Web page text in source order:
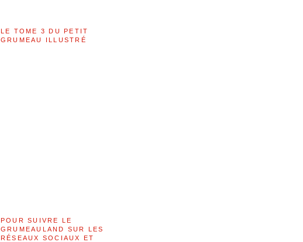
LE TOME 3 DU PETIT
GRUMEAU ILLUSTRÉ
POUR SUIVRE LE
GRUMEAULAND SUR LES
RÉSEAUX SOCIAUX ET